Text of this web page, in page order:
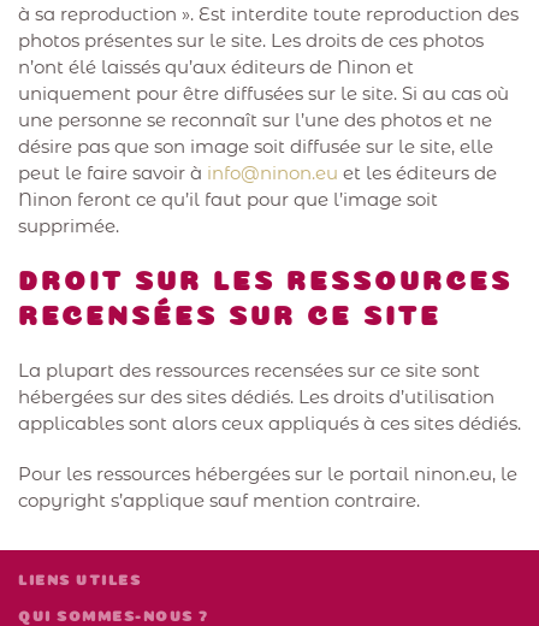
à sa reproduction ». Est interdite toute reproduction des
photos présentes sur le site. Les droits de ces photos
n’ont élé laissés qu’aux éditeurs de Ninon et
uniquement pour être diffusées sur le site. Si au cas où
une personne se reconnaît sur l’une des photos et ne
désire pas que son image soit diffusée sur le site, elle
peut le faire savoir à info@ninon.eu et les éditeurs de
Ninon feront ce qu’il faut pour que l’image soit
supprimée.
DROIT SUR LES RESSOURCES
RECENSÉES SUR CE SITE
La plupart des ressources recensées sur ce site sont
hébergées sur des sites dédiés. Les droits d’utilisation
applicables sont alors ceux appliqués à ces sites dédiés.
Pour les ressources hébergées sur le portail ninon.eu, le
copyright s’applique sauf mention contraire.
LIENS UTILES
QUI SOMMES-NOUS ?